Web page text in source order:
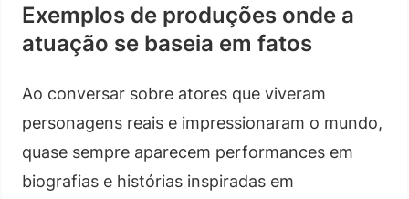
Exemplos de produções onde a
atuação se baseia em fatos
Ao conversar sobre atores que viveram
personagens reais e impressionaram o mundo,
quase sempre aparecem performances em
biografias e histórias inspiradas em